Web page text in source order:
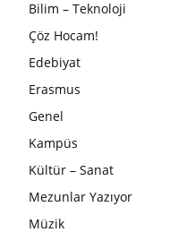
Bilim – Teknoloji
Çöz Hocam!
Edebiyat
Erasmus
Genel
Kampüs
Kültür – Sanat
Mezunlar Yazıyor
Müzik